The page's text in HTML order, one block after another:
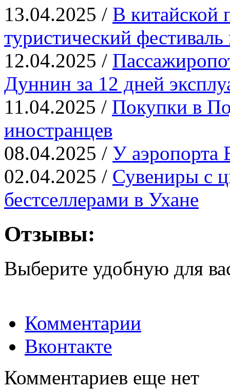
13.04.2025 / В китайской
туристический
12.04.2025 /
Дуннин за 12 дней
11.04.2025 / Покупки в
иностранцев
08.04.2025 / У аэропорта
02.04.2025 / Сувениры с
бестселлерами в Ухане
Отзывы:
Выберите удобную для
Комментарии
Вконтакте
Комментариев еще нет